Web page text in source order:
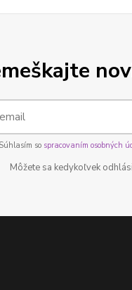
Súhlasím so spracovaním osobných
Môžete sa kedykoľvek